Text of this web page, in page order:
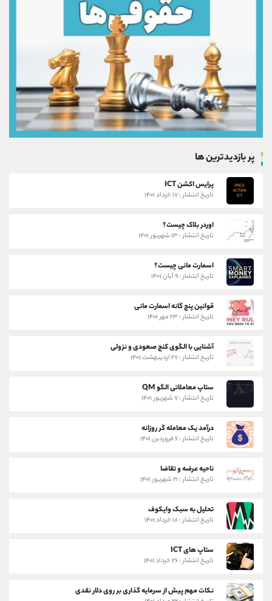
پر بازدیدترین ها
پرایس اکشن ICT
تاریخ انتشار : ۱۷ خرداد ۱۴۰۱
اوردر بلاک چیست؟
تاریخ انتشار : ۱۳ شهریور ۱۴۰۱
اسمارت مانی چیست؟
تاریخ انتشار : ۹ آبان ۱۴۰۱
قوانین پنج گانه اسمارت مانی
تاریخ انتشار : ۲۳ مهر ۱۴۰۱
آشنایی با الگوی کنج صعودی و نزولی
تاریخ انتشار : ۲۷ اردیبهشت ۱۴۰۱
ستاپ معاملاتی الگو QM
تاریخ انتشار : ۷ شهریور ۱۴۰۱
درآمد یک معامله گر روزانه
تاریخ انتشار : ۶ فروردین ۱۴۰۱
ناحیه عرضه و تقاضا
تاریخ انتشار : ۲۱ شهریور ۱۴۰۱
تحلیل به سبک وایکوف
تاریخ انتشار : ۱۸ خرداد ۱۴۰۱
ستاپ های ICT
تاریخ انتشار : ۲۶ خرداد ۱۴۰۱
نکات مهم پیش از سرمایه گذاری بر روی دلار نقدی